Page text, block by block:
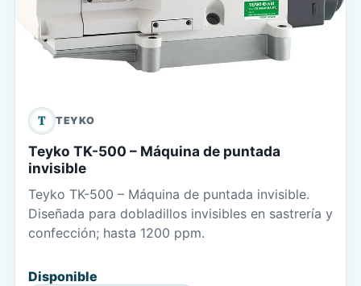
T TEYKO
Teyko TK-500 – Máquina de puntada
invisible
Teyko TK-500 – Máquina de puntada invisible.
Diseñada para dobladillos invisibles en sastrería y
confección; hasta 1200 ppm.
Disponible